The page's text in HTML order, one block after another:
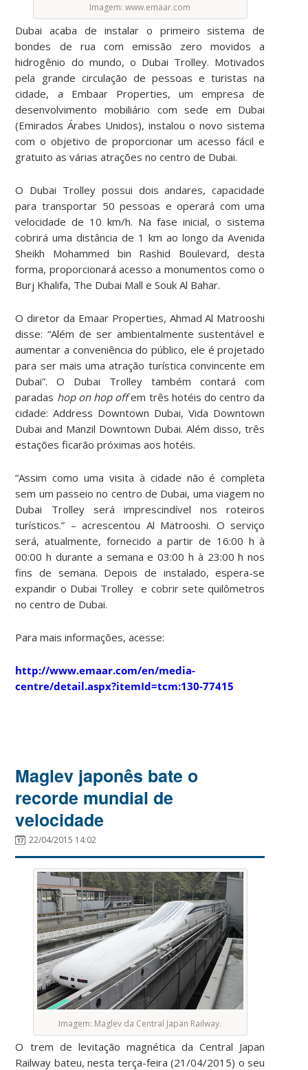
Imagem: www.emaar.com
Dubai acaba de instalar o primeiro sistema de
bondes de rua com emissão zero movidos a
hidrogênio do mundo, o Dubai Trolley. Motivados
pela grande circulação de pessoas e turistas na
cidade, a Embaar Properties, um empresa de
desenvolvimento mobiliário com sede em Dubai
(Emirados Árabes Unidos), instalou o novo sistema
com o objetivo de proporcionar um acesso fácil e
gratuito as várias atrações no centro de Dubai.
O Dubai Trolley possui dois andares, capacidade
para transportar 50 pessoas e operará com uma
velocidade de 10 km/h. Na fase inicial, o sistema
cobrirá uma distância de 1 km ao longo da Avenida
Sheikh Mohammed bin Rashid Boulevard, desta
forma, proporcionará acesso a monumentos como o
Burj Khalifa, The Dubai Mall e Souk Al Bahar.
O diretor da Emaar Properties, Ahmad Al Matrooshi
disse: “Além de ser ambientalmente sustentável e
aumentar a conveniência do público, ele é projetado
para ser mais uma atração turística convincente em
Dubai”. O Dubai Trolley também contará com
paradas hop on hop offem três hotéis do centro da
cidade: Address Downtown Dubai, Vida Downtown
Dubai and Manzil Downtown Dubai. Além disso, três
estações ficarão próximas aos hotéis.
“Assim como uma visita à cidade não é completa
sem um passeio no centro de Dubai, uma viagem no
Dubai Trolley será imprescindível nos roteiros
turísticos.” – acrescentou Al Matrooshi. O serviço
será, atualmente, fornecido a partir de 16:00 h à
00:00 h durante a semana e 03:00 h à 23:00 h nos
fins de semana. Depois de instalado, espera-se
expandir o Dubai Trolley e cobrir sete quilômetros
no centro de Dubai.
Para mais informações, acesse:
http://www.emaar.com/en/media-
centre/detail.aspx?itemId=tcm:130-77415
Maglev japonês bate o
recorde mundial de
velocidade
22/04/2015 14:02
Imagem: Maglev da Central Japan Railway.
O trem de levitação magnética da Central Japan
Railway bateu, nesta terça-feira (21/04/2015) o seu